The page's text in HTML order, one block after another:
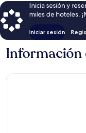
Inicia sesión y
miles de hoteles.
Iniciar sesión
Información